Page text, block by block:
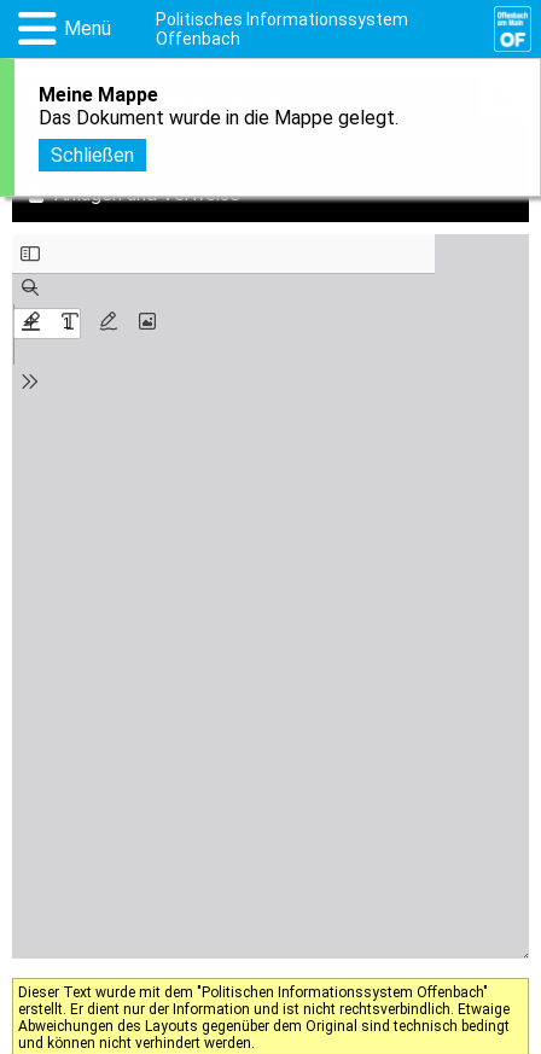
Menü
Politisches Informationssystem
Offenbach
Meine Mappe
Das Dokument wurde in die Mappe gelegt.
Schließen
In meine Mappe aufnehmen
Download
Anlagen und Verweise
Dieser Text wurde mit dem "Politischen Informationssystem Offenbach"
erstellt. Er dient nur der Information und ist nicht rechtsverbindlich. Etwaige
Abweichungen des Layouts gegenüber dem Original sind technisch bedingt
und können nicht verhindert werden.